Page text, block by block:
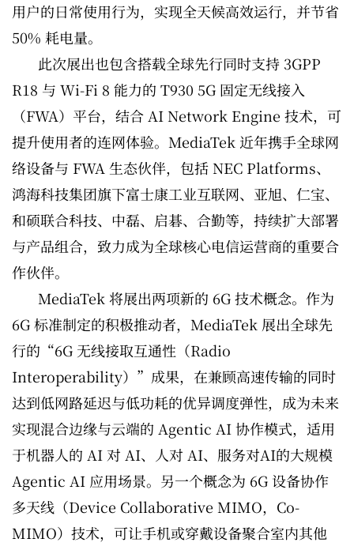
用户的日常使用行为，实现全天候高效运行，并节省
50% 耗电量。
此次展出也包含搭载全球先行同时支持 3GPP
R18 与 Wi-Fi 8 能力的 T930 5G 固定无线接入
（FWA）平台，结合 AI Network Engine 技术，可
提升使用者的连网体验。MediaTek 近年携手全球网
络设备与 FWA 生态伙伴，包括 NEC Platforms、
鸿海科技集团旗下富士康工业互联网、亚旭、仁宝、
和硕联合科技、中磊、启碁、合勤等，持续扩大部署
与产品组合，致力成为全球核心电信运营商的重要合
作伙伴。
MediaTek 将展出两项新的 6G 技术概念。作为
6G 标准制定的积极推动者，MediaTek 展出全球先
行的“6G 无线接取互通性（Radio
Interoperability）”成果，在兼顾高速传输的同时
达到低网路延迟与低功耗的优异调度弹性，成为未来
实现混合边缘与云端的 Agentic AI 协作模式，适用
于机器人的 AI 对 AI、人对 AI、服务对AI的大规模
Agentic AI 应用场景。另一个概念为 6G 设备协作
多天线（Device Collaborative MIMO，Co-
MIMO）技术，可让手机或穿戴设备聚合室内其他